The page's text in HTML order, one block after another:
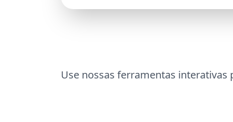
Use nossas ferramentas interativas